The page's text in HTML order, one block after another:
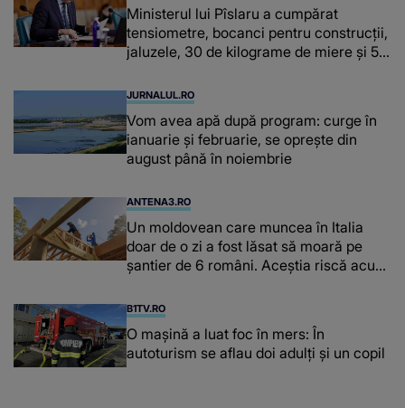
Ministerul lui Pîslaru a cumpărat
tensiometre, bocanci pentru construcții,
jaluzele, 30 de kilograme de miere și 50
JURNALUL.RO
Vom avea apă după program: curge în
ianuarie și februarie, se oprește din
august până în noiembrie
ANTENA3.RO
Un moldovean care muncea în Italia
doar de o zi a fost lăsat să moară pe
şantier de 6 români. Aceștia riscă acum
B1TV.RO
O maşină a luat foc în mers: În
autoturism se aflau doi adulți și un copil